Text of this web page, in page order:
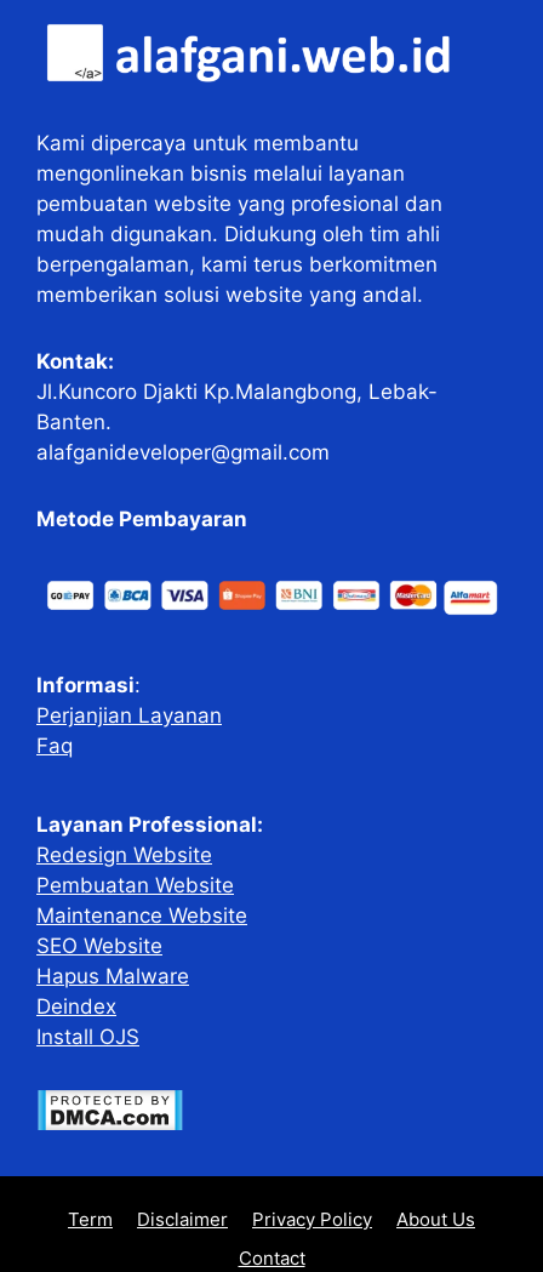
Kami dipercaya untuk membantu
mengonlinekan bisnis melalui layanan
pembuatan website yang profesional dan
mudah digunakan. Didukung oleh tim ahli
berpengalaman, kami terus berkomitmen
memberikan solusi website yang andal.
Kontak:
Jl.Kuncoro Djakti Kp.Malangbong, Lebak-
Banten.
alafganideveloper@gmail.com
Metode Pembayaran
Informasi:
Perjanjian Layanan
Faq
Layanan Professional:
Redesign Website
Pembuatan Website
Maintenance Website
SEO Website
Hapus Malware
Deindex
Install OJS
Term Disclaimer Privacy Policy
About Us
Contact